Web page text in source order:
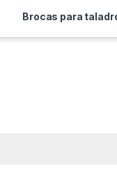
Brocas para